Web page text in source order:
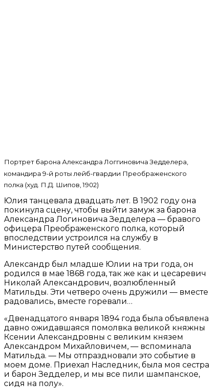
Портрет барона Александра Логгиновича Зедделера,
командира 9-й роты лейб-гвардии Преображенского
полка (худ. П.Д. Шипов, 1902)
Юлия танцевала двадцать лет. В 1902 году она
покинула сцену, чтобы выйти замуж за барона
Александра Логиновича Зедделера — бравого
офицера Преображенского полка, который
впоследствии устроился на службу в
Министерство путей сообщения.
Александр был младше Юлии на три года, он
родился в мае 1868 года, так же как и цесаревич
Николай Александрович, возлюбленный
Матильды. Эти четверо очень дружили — вместе
радовались, вместе горевали…
«Двенадцатого января 1894 года была объявлена
давно ожидавшаяся помолвка великой княжны
Ксении Александровны с великим князем
Александром Михайловичем, — вспоминала
Матильда. — Мы отпраздновали это событие в
моем доме. Приехал Наследник, была моя сестра
и барон Зедделер, и мы все пили шампанское,
сидя на полу».